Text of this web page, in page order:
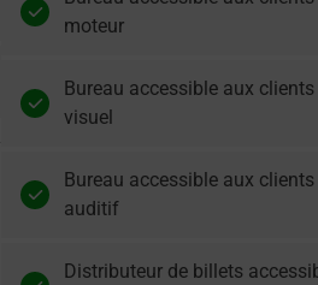
moteur
Bureau accessible aux
visuel
Bureau accessible aux
auditif
Distributeur de billets